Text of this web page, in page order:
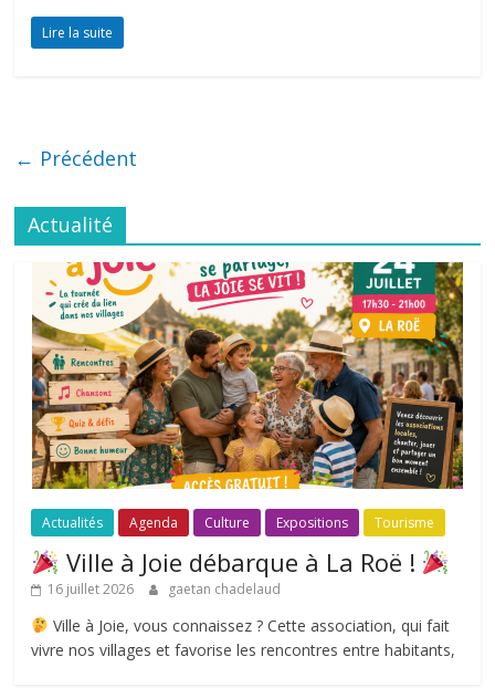
Lire la suite
← Précédent
Actualité
Actualités Agenda Culture Expositions Tourisme
Ville à Joie débarque à La Roë !
16 juillet 2026 gaetan chadelaud
Ville à Joie, vous connaissez ? Cette association, qui fait
vivre nos villages et favorise les rencontres entre habitants,